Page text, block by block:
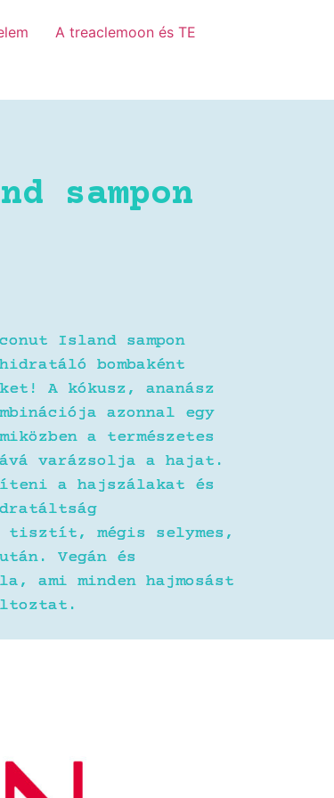
A treaclemoon és TE
sampon
Island sampon
bombaként
A kókusz, ananász
azonnal egy
a természetes
varázsolja a hajat.
a hajszálakat és
tisztít, mégis selymes,
Vegán és
ami minden hajmosást